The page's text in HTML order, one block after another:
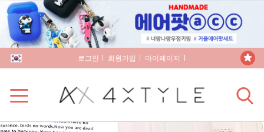
로그인 회원가입 마이페이지